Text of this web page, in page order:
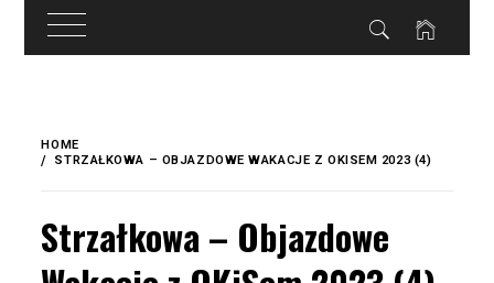
treści
content
HOME
STRZAŁKOWA – OBJAZDOWE WAKACJE Z OKISEM 2023 (4)
Strzałkowa – Objazdowe